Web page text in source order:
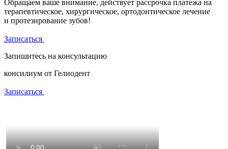
Обращаем ваше внимание, действует рассрочка платежа на
терапевтическое, хирургическое, ортодонтическое лечение
и протезирование зубов!
Записаться
Запишитесь на консультацию
консилиум от Гелиодент
Записаться